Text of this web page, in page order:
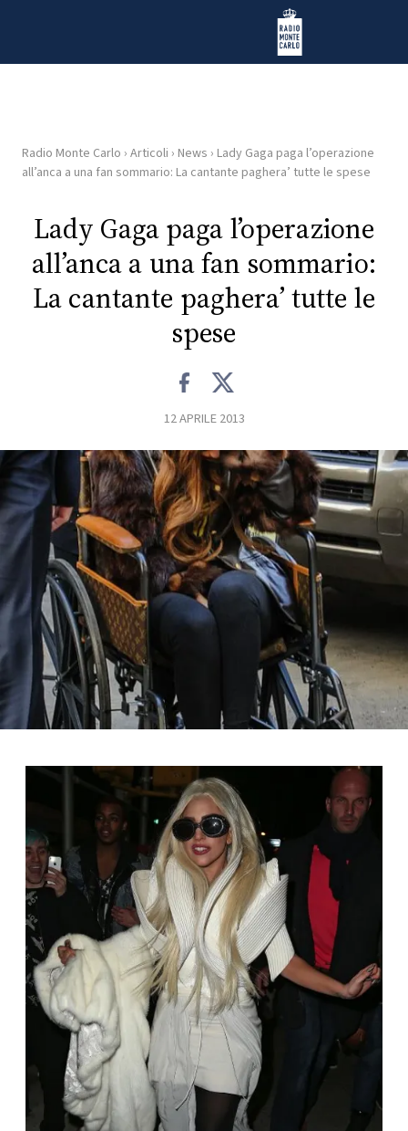
Radio Monte Carlo
HOME
RADIO
WEB
RADIO
FOTO
CONCORSI
EVENTI
VIDEO
TV
PRINCIPATO
DI
CONSIGLIA
Radio Monte Carlo › Articoli › News › Lady Gaga paga l’operazione
all’anca a una fan sommario: La cantante paghera’ tutte le spese
Lady Gaga paga l’operazione
all’anca a una fan sommario:
La cantante paghera’ tutte le
spese
12 APRILE 2013